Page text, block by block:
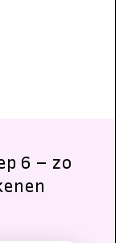
6 – zo